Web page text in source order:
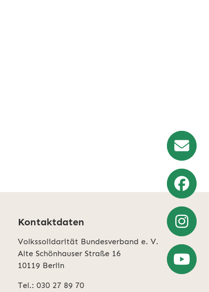
Kontaktdaten
Volkssolidarität Bundesverband e. V.
Alte Schönhauser Straße 16
10119 Berlin
Tel.: 030 27 89 70
Weiter
zu
Facebook
Weiter
zu